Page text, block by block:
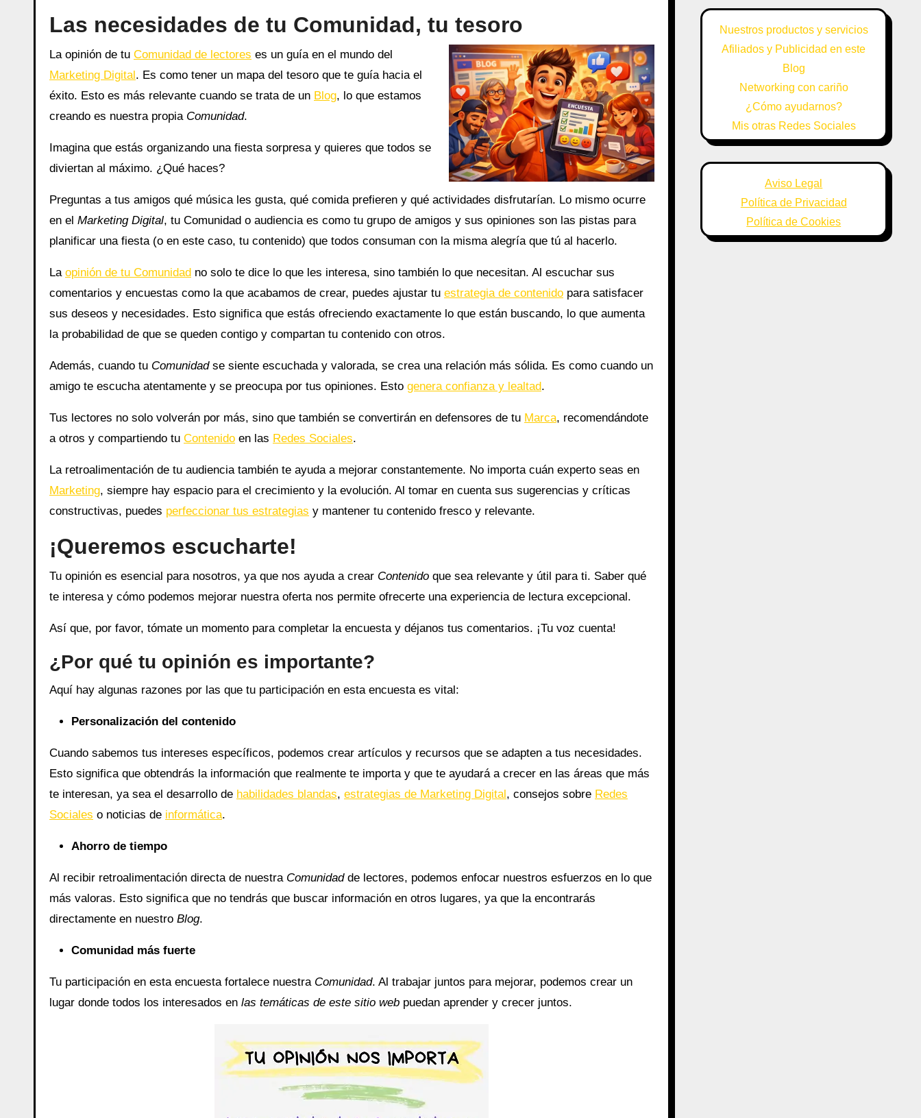
Las necesidades de tu Comunidad, tu tesoro
La opinión de tu Comunidad de lectores es un guía en el mundo del
Marketing Digital . Es como tener un mapa del tesoro que te guía hacia el
éxito. Esto es más relevante cuando se trata de un Blog, lo que estamos
creando es nuestra propia Comunidad.
Imagina que estás organizando una fiesta sorpresa y quieres que todos se
diviertan al máximo. ¿Qué haces?
Preguntas a tus amigos qué música les gusta, qué comida prefieren y qué actividades disfrutarían. Lo mismo ocurre
en el Marketing Digital, tu Comunidad o audiencia es como tu grupo de amigos y sus opiniones son las pistas para
planificar una fiesta (o en este caso, tu contenido) que todos consuman con la misma alegría que tú al hacerlo.
La opinión de tu Comunidad no solo te dice lo que les interesa, sino también lo que necesitan. Al escuchar sus
comentarios y encuestas como la que acabamos de crear, puedes ajustar tu estrategia de contenido para satisfacer
sus deseos y necesidades. Esto significa que estás ofreciendo exactamente lo que están buscando, lo que aumenta
la probabilidad de que se queden contigo y compartan tu contenido con otros.
Además, cuando tu Comunidadse siente escuchada y valorada, se crea una relación más sólida. Es como cuando un
amigo te escucha atentamente y se preocupa por tus opiniones. Esto genera confianza y lealtad.
Tus lectores no solo volverán por más, sino que también se convertirán en defensores de tu Marca, recomendándote
a otros y compartiendo tu Contenido en las Redes Sociales.
La retroalimentación de tu audiencia también te ayuda a mejorar constantemente. No importa cuán experto seas en
Marketing, siempre hay espacio para el crecimiento y la evolución. Al tomar en cuenta sus sugerencias y críticas
constructivas, puedes perfeccionar tus estrategias y mantener tu contenido fresco y relevante.
¡Queremos escucharte!
Tu opinión es esencial para nosotros, ya que nos ayuda a crear Contenido que sea relevante y útil para ti. Saber qué
te interesa y cómo podemos mejorar nuestra oferta nos permite ofrecerte una experiencia de lectura excepcional.
Así que, por favor, tómate un momento para completar la encuesta y déjanos tus comentarios. ¡Tu voz cuenta!
¿Por qué tu opinión es importante?
Aquí hay algunas razones por las que tu participación en esta encuesta es vital:
Personalización del contenido
Cuando sabemos tus intereses específicos, podemos crear artículos y recursos que se adapten a tus necesidades.
Esto significa que obtendrás la información que realmente te importa y que te ayudará a crecer en las áreas que más
te interesan, ya sea el desarrollo de habilidades blandas, estrategias de Marketing Digital , consejos sobre Redes
Sociales o noticias de informática.
Ahorro de tiempo
Al recibir retroalimentación directa de nuestra Comunidadde lectores, podemos enfocar nuestros esfuerzos en lo que
más valoras. Esto significa que no tendrás que buscar información en otros lugares, ya que la encontrarás
directamente en nuestro Blog.
Comunidad más fuerte
Tu participación en esta encuesta fortalece nuestra Comunidad. Al trabajar juntos para mejorar, podemos crear un
lugar donde todos los interesados en las temáticas de este sitio web puedan aprender y crecer juntos.
Nuestros productos y servicios
Afiliados y Publicidad en este
Blog
Networking con cariño
¿Cómo ayudarnos?
Mis otras Redes Sociales
Aviso Legal
Política de Privacidad
Política de Cookies